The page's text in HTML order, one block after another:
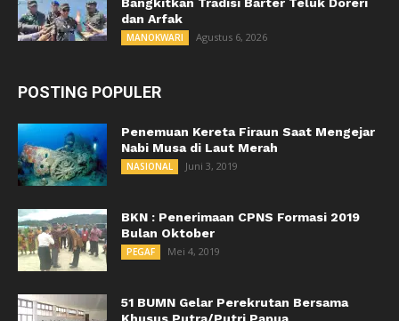
dan Arfak
MANOKWARI Agustus 6, 2026
POSTING POPULER
Penemuan Kereta Firaun Saat Mengejar
Nabi Musa di Laut Merah
NASIONAL Juni 3, 2019
BKN : Penerimaan CPNS Formasi 2019
Bulan Oktober
PEGAF Mei 4, 2019
51 BUMN Gelar Perekrutan Bersama
Khusus Putra/Putri Papua